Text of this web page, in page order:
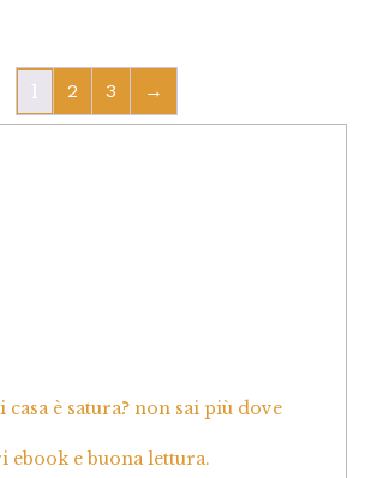
1 2 3 →
è satura? non sai più dove
ebook e buona lettura.